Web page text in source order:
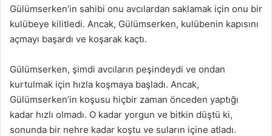
Gülümserken’in sahibi onu avcılardan saklamak için onu bir
kulübeye kilitledi. Ancak, Gülümserken, kulübenin kapısını
açmayı başardı ve koşarak kaçtı.
Gülümserken, şimdi avcıların peşindeydi ve ondan
kurtulmak için hızla koşmaya başladı. Ancak,
Gülümserken’in koşusu hiçbir zaman önceden yaptığı
kadar hızlı olmadı. O kadar yorgun ve bitkin düştü ki,
sonunda bir nehre kadar koştu ve suların içine atladı.